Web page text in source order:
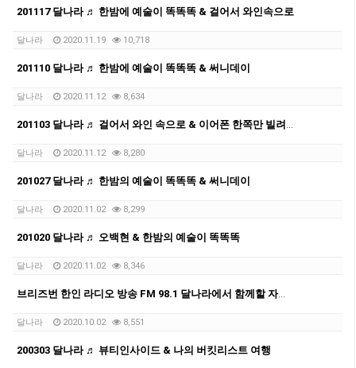
201117 달나라 ♬ 한밤에 예술이 똑똑똑 & 걸어서 와인속으로
달나라 2020.11.19 10,718
201110 달나라 ♬ 한밤에 예술이 똑똑똑 & 써니데이
달나라 2020.11.12 8,634
201103 달나라 ♬ 걸어서 와인 속으로 & 이어폰 한쪽만 빌려줄래?
달나라 2020.11.12 8,280
201027 달나라 ♬ 한밤의 예술이 똑똑똑 & 써니데이
달나라 2020.11.02 8,299
201020 달나라 ♬ 오백현 & 한밤의 예술이 똑똑똑
달나라 2020.11.02 8,346
브리즈번 한인 라디오 방송 FM 98.1 달나라에서 함께할 자원봉사자 를 찾습니다.
달나라 2020.10.02 8,551
200303 달나라 ♬ 뷰티인사이드 & 나의 버킷리스트 여행